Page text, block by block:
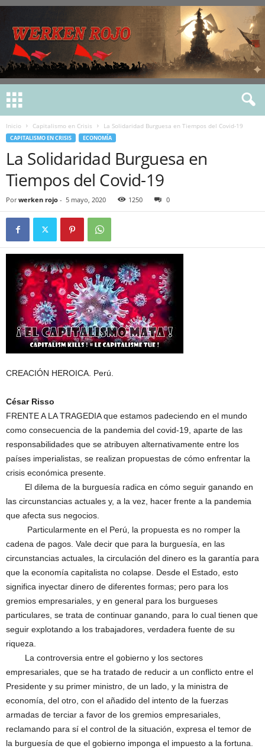
Inicio Capitalismo en Crisis La Solidaridad Burguesa en Tiempos del Covid-19
CAPITALISMO EN CRISIS ECONOMÍA
La Solidaridad Burguesa en
Tiempos del Covid-19
Por werken rojo - 5 mayo, 2020 1250 0
CREACIÓN HEROICA. Perú.
César Risso
FRENTE A LA TRAGEDIA que estamos padeciendo en el mundo
como consecuencia de la pandemia del covid-19, aparte de las
responsabilidades que se atribuyen alternativamente entre los
países imperialistas, se realizan propuestas de cómo enfrentar la
crisis económica presente.
El dilema de la burguesía radica en cómo seguir ganando en
las circunstancias actuales y, a la vez, hacer frente a la pandemia
que afecta sus negocios.
Particularmente en el Perú, la propuesta es no romper la
cadena de pagos. Vale decir que para la burguesía, en las
circunstancias actuales, la circulación del dinero es la garantía para
que la economía capitalista no colapse. Desde el Estado, esto
significa inyectar dinero de diferentes formas; pero para los
gremios empresariales, y en general para los burgueses
particulares, se trata de continuar ganando, para lo cual tienen que
seguir explotando a los trabajadores, verdadera fuente de su
riqueza.
La controversia entre el gobierno y los sectores
empresariales, que se ha tratado de reducir a un conflicto entre el
Presidente y su primer ministro, de un lado, y la ministra de
economía, del otro, con el añadido del intento de la fuerzas
armadas de terciar a favor de los gremios empresariales,
reclamando para sí el control de la situación, expresa el temor de
la burguesía de que el gobierno imponga el impuesto a la fortuna.